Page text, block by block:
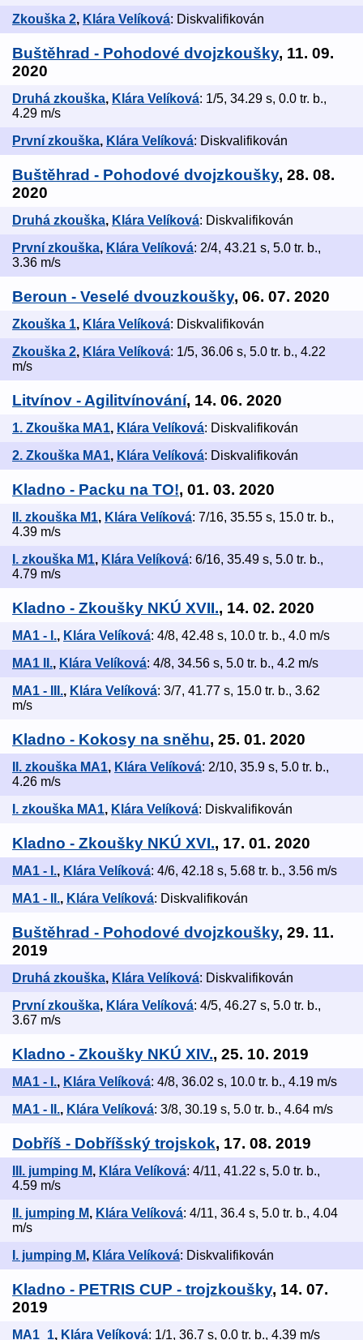
Zkouška 2, Klára Velíková: Diskvalifikován
Buštěhrad - Pohodové dvojzkoušky, 11. 09.
2020
Druhá zkouška, Klára Velíková: 1/5, 34.29 s, 0.0 tr. b.,
4.29 m/s
První zkouška, Klára Velíková: Diskvalifikován
Buštěhrad - Pohodové dvojzkoušky, 28. 08.
2020
Druhá zkouška, Klára Velíková: Diskvalifikován
První zkouška, Klára Velíková: 2/4, 43.21 s, 5.0 tr. b.,
3.36 m/s
Beroun - Veselé dvouzkoušky, 06. 07. 2020
Zkouška 1, Klára Velíková: Diskvalifikován
Zkouška 2, Klára Velíková: 1/5, 36.06 s, 5.0 tr. b., 4.22
m/s
Litvínov - Agilitvínování, 14. 06. 2020
1. Zkouška MA1, Klára Velíková: Diskvalifikován
2. Zkouška MA1, Klára Velíková: Diskvalifikován
Kladno - Packu na TO!, 01. 03. 2020
II. zkouška M1, Klára Velíková: 7/16, 35.55 s, 15.0 tr. b.,
4.39 m/s
I. zkouška M1, Klára Velíková: 6/16, 35.49 s, 5.0 tr. b.,
4.79 m/s
Kladno - Zkoušky NKÚ XVII., 14. 02. 2020
MA1 - I., Klára Velíková: 4/8, 42.48 s, 10.0 tr. b., 4.0 m/s
MA1 II., Klára Velíková: 4/8, 34.56 s, 5.0 tr. b., 4.2 m/s
MA1 - III., Klára Velíková: 3/7, 41.77 s, 15.0 tr. b., 3.62
m/s
Kladno - Kokosy na sněhu, 25. 01. 2020
II. zkouška MA1, Klára Velíková: 2/10, 35.9 s, 5.0 tr. b.,
4.26 m/s
I. zkouška MA1, Klára Velíková: Diskvalifikován
Kladno - Zkoušky NKÚ XVI., 17. 01. 2020
MA1 - I., Klára Velíková: 4/6, 42.18 s, 5.68 tr. b., 3.56 m/s
MA1 - II., Klára Velíková: Diskvalifikován
Buštěhrad - Pohodové dvojzkoušky, 29. 11.
2019
Druhá zkouška, Klára Velíková: Diskvalifikován
První zkouška, Klára Velíková: 4/5, 46.27 s, 5.0 tr. b.,
3.67 m/s
Kladno - Zkoušky NKÚ XIV., 25. 10. 2019
MA1 - I., Klára Velíková: 4/8, 36.02 s, 10.0 tr. b., 4.19 m/s
MA1 - II., Klára Velíková: 3/8, 30.19 s, 5.0 tr. b., 4.64 m/s
Dobříš - Dobříšský trojskok, 17. 08. 2019
III. jumping M, Klára Velíková: 4/11, 41.22 s, 5.0 tr. b.,
4.59 m/s
II. jumping M, Klára Velíková: 4/11, 36.4 s, 5.0 tr. b., 4.04
m/s
I. jumping M, Klára Velíková: Diskvalifikován
Kladno - PETRIS CUP - trojzkoušky, 14. 07.
2019
MA1_1, Klára Velíková: 1/1, 36.7 s, 0.0 tr. b., 4.39 m/s